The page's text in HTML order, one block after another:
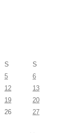
S
S
5
6
12
13
19
20
26
27